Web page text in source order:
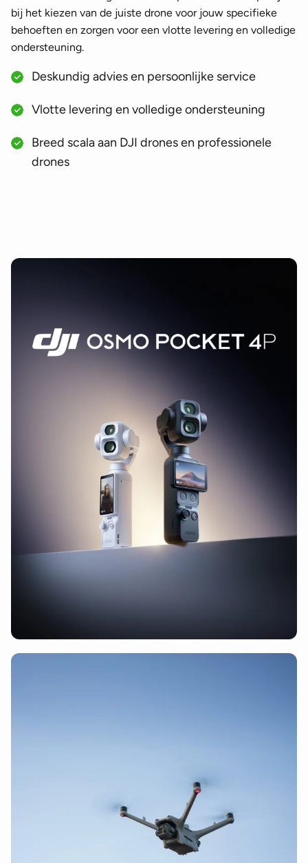
bij het kiezen van de juiste drone voor jouw specifieke
behoeften en zorgen voor een vlotte levering en volledige
ondersteuning.
Deskundig advies en persoonlijke service
Vlotte levering en volledige ondersteuning
Breed scala aan DJI drones en professionele
drones